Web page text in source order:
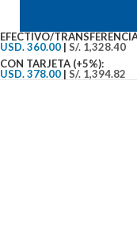
EFECTIVO/
USD. 360.00 | S/. 1,328.40
CON TARJETA (+5%):
USD. 378.00 | S/. 1,394.82